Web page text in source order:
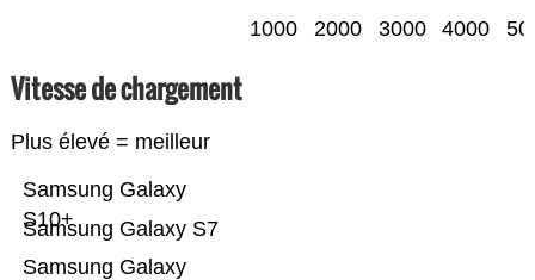
1000 2000 3000 4000
Vitesse de chargement
Plus élevé = meilleur
Samsung Galaxy
Samsung Galaxy S7
Samsung Galaxy
S10+